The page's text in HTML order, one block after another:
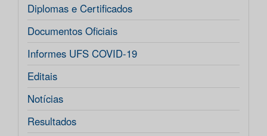
Diplomas e Certificados
Documentos Oficiais
Informes UFS COVID-19
Editais
Notícias
Resultados